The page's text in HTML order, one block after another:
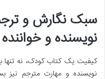
سبک نگارش و
نویسنده و خواننده
کیفیت یک کتاب کودک، نه تنها
نویسنده و مهارت مترجم نیز